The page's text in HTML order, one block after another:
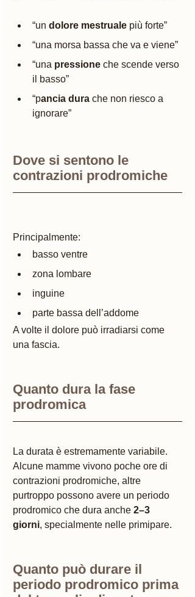
“un dolore mestruale più forte”
“una morsa bassa che va e viene”
“una pressione che scende verso
il basso”
“pancia dura che non riesco a
ignorare”
Dove si sentono le
contrazioni prodromiche
Principalmente:
basso ventre
zona lombare
inguine
parte bassa dell’addome
A volte il dolore può irradiarsi come
una fascia.
Quanto dura la fase
prodromica
La durata è estremamente variabile.
Alcune mamme vivono poche ore di
contrazioni prodromiche, altre
purtroppo possono avere un periodo
prodromico che dura anche 2–3
giorni, specialmente nelle primipare.
Quanto può durare il
periodo prodromico prima